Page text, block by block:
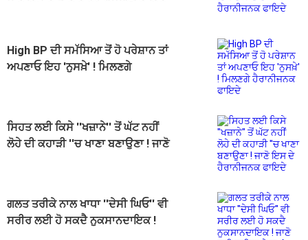
High BP ਦੀ ਸਮੱਸਿਆ ਤੋਂ ਹੋ ਪਰੇਸ਼ਾਨ ਤਾਂ
ਅਪਣਾਓ ਇਹ 'ਨੁਸਖ਼ੇ' ! ਮਿਲਣਗੇ
ਸਿਹਤ ਲਈ ਕਿਸੇ ''ਖਜ਼ਾਨੇ'' ਤੋਂ ਘੱਟ ਨਹੀਂ
ਲੋਹੇ ਦੀ ਕਹਾੜੀ ''ਚ ਖਾਣਾ ਬਣਾਉਣਾ ! ਜਾਣੋ
ਗਲਤ ਤਰੀਕੇ ਨਾਲ ਖਾਧਾ ''ਦੇਸੀ ਘਿਓ'' ਵੀ
ਸਰੀਰ ਲਈ ਹੋ ਸਕਦੈ ਨੁਕਸਾਨਦਾਇਕ !